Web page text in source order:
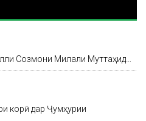
Созмони Милали Муттаҳид…
корӣ дар Ҷумҳурии